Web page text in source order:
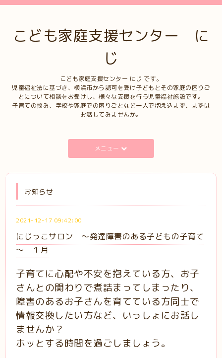
こども家庭支援センター に
じ
こども家庭支援センター にじ です。
児童福祉法に基づき、横浜市から認可を受け子どもとその家庭の困りご
とについて相談をお受けし、様々な支援を行う児童福祉施設です。
子育ての悩み、学校や家庭での困りごとなど一人で抱え込まず、まずは
お話してみませんか。
メニュー
お知らせ
2021-12-17 09:42:00
にじっこサロン ～発達障害のある子どもの子育て
～ １月
子育てに心配や不安を抱えている方、お子
さんとの関わりで煮詰まってしまったり、
障害のあるお子さんを育てている方同士で
情報交換したい方など、いっしょにお話し
ませんか？
ホッとする時間を過ごしましょう。